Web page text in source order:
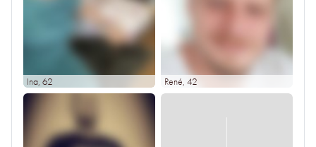
Ina, 62 René, 42